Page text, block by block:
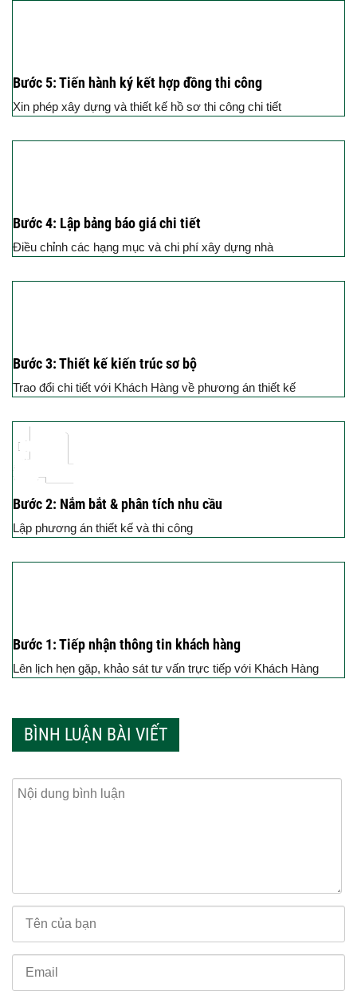
Bước 5: Tiến hành ký kết hợp đồng thi công
Xin phép xây dựng và thiết kế hồ sơ thi công chi tiết
Bước 4: Lập bảng báo giá chi tiết
Điều chỉnh các hạng mục và chi phí xây dựng nhà
Bước 3: Thiết kế kiến trúc sơ bộ
Trao đổi chi tiết với Khách Hàng về phương án thiết kế
Bước 2: Nắm bắt & phân tích nhu cầu
Lập phương án thiết kế và thi công
Bước 1: Tiếp nhận thông tin khách hàng
Lên lịch hẹn gặp, khảo sát tư vấn trực tiếp với Khách Hàng
BÌNH LUẬN BÀI VIẾT